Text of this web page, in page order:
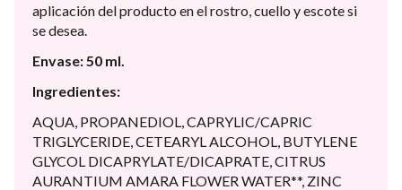
aplicación del producto en el rostro, cuello y escote si
se desea.
Envase: 50 ml.
Ingredientes:
AQUA, PROPANEDIOL, CAPRYLIC/CAPRIC
TRIGLYCERIDE, CETEARYL ALCOHOL, BUTYLENE
GLYCOL DICAPRYLATE/DICAPRATE, CITRUS
AURANTIUM AMARA FLOWER WATER**, ZINC